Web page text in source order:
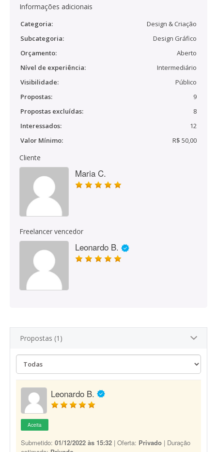
Informações adicionais
Categoria:
Design & Criação
Subcategoria:
Design Gráfico
Orçamento:
Aberto
Nível de experiência:
Intermediário
Visibilidade:
Público
Propostas:
9
Propostas excluídas:
8
Interessados:
12
Valor Mínimo:
R$ 50,00
Cliente
Maria C.
Freelancer vencedor
Leonardo B.
Propostas (1)
Leonardo B.
Aceita
Submetido: 01/12/2022 às 15:32 | Oferta: Privado | Duração